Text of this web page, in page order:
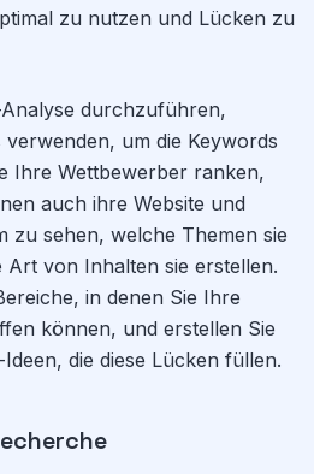
zu nutzen und Lücken zu
durchzuführen,
um die Keywords
Ihre Wettbewerber ranken,
auch ihre Website und
zu sehen, welche Themen sie
Art von Inhalten sie erstellen.
in denen Sie Ihre
können, und erstellen Sie
die diese Lücken füllen.